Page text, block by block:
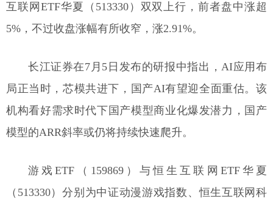
互联网ETF华夏（513330）双双上行，前者盘中涨超
5%，不过收盘涨幅有所收窄，涨2.91%。
长江证券在7月5日发布的研报中指出，AI应用布
局正当时，芯模共进下，国产AI有望迎全面重估。该
机构看好需求时代下国产模型商业化爆发潜力，国产
模型的ARR斜率或仍将持续快速爬升。
游戏ETF（159869）与恒生互联网ETF华夏
（513330）分别为中证动漫游戏指数、恒生互联网科